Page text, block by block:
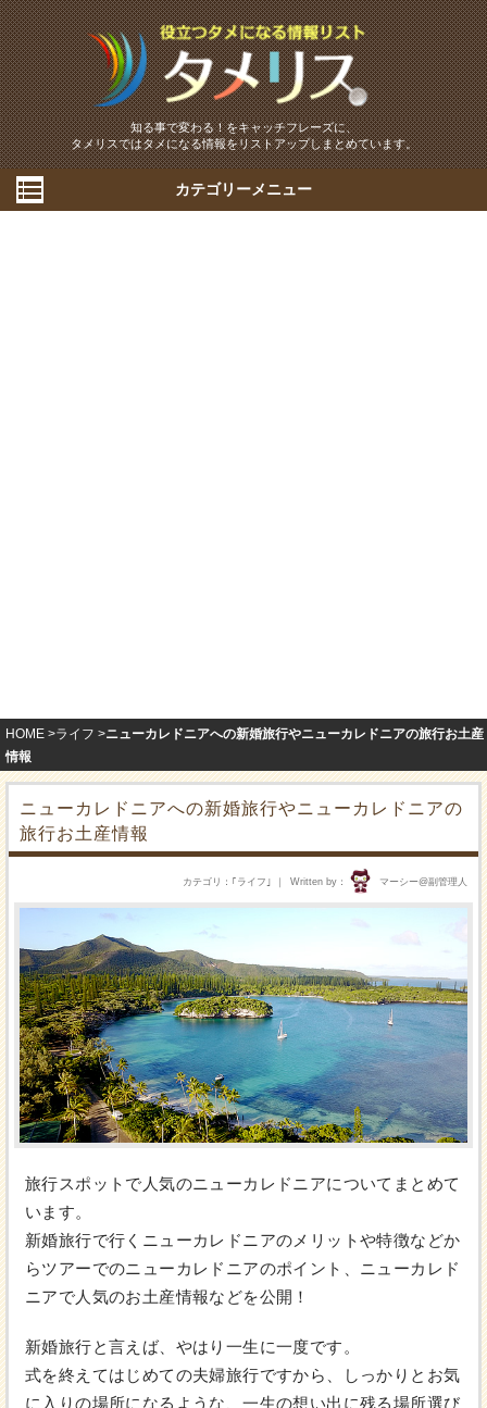
知る事で変わる！をキャッチフレーズに、
タメリスではタメになる情報をリストアップしまとめています。
カテゴリーメニュー
HOME ライフ
ニューカレドニアへの新婚旅行やニューカレドニアの旅行お土産
情報
ニューカレドニアへの新婚旅行やニューカレドニアの
旅行お土産情報
Written by マーシー@副管理人
カテゴリ ｢ ライフ ｣
旅行スポットで人気のニューカレドニアについてまとめて
います。
新婚旅行で行くニューカレドニアのメリットや特徴などか
らツアーでのニューカレドニアのポイント、ニューカレド
ニアで人気のお土産情報などを公開！
新婚旅行と言えば、やはり一生に一度です。
式を終えてはじめての夫婦旅行ですから、しっかりとお気
に入りの場所になるような、一生の想い出に残る場所選び